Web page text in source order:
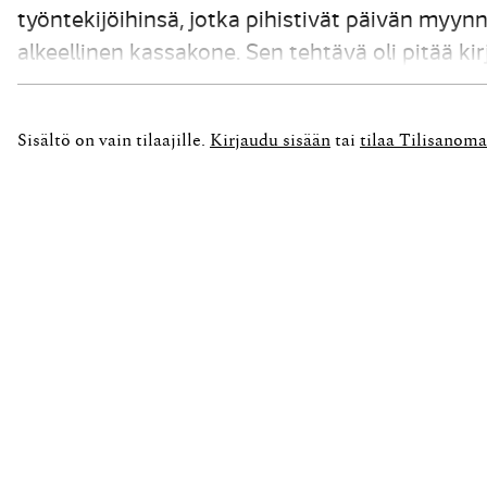
työntekijöihinsä, jotka pihistivät päivän
alkeellinen kassakone. Sen tehtävä oli pitää
vaikeammaksi. Pari vuosisataa keksinnön
Sisältö on vain tilaajille. Kirjaudu sisään tai tilaa